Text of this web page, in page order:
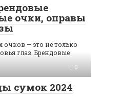
очки, оправы
— это не только
глаз. Брендовые
0
сумок 2024